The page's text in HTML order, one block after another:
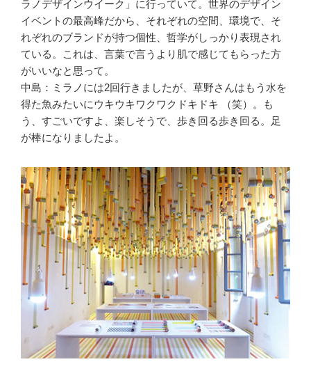
ラノデザインウイーク」に行っていて。世界のデザイン
イベントの最高峰だから、それぞれの空間、環境で、そ
れぞれのブランドが持つ個性、哲学がしっかり表現され
ている。これは、言葉で言うより肌で感じてもらった方
がいいなと思って。
中島：ミラノには2回行きましたが、草野さんはもう水を
得た魚みたいにウキウキワクワクドキドキ （笑）。も
う、すごいですよ、楽しそうで、歩き回る歩き回る。足
が棒になりましたよ。